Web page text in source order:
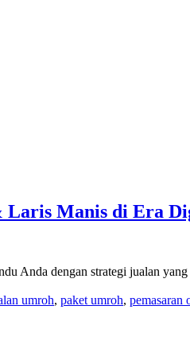
Laris Manis di Era
Anda dengan strategi jualan
umroh, paket umroh, pemasaran